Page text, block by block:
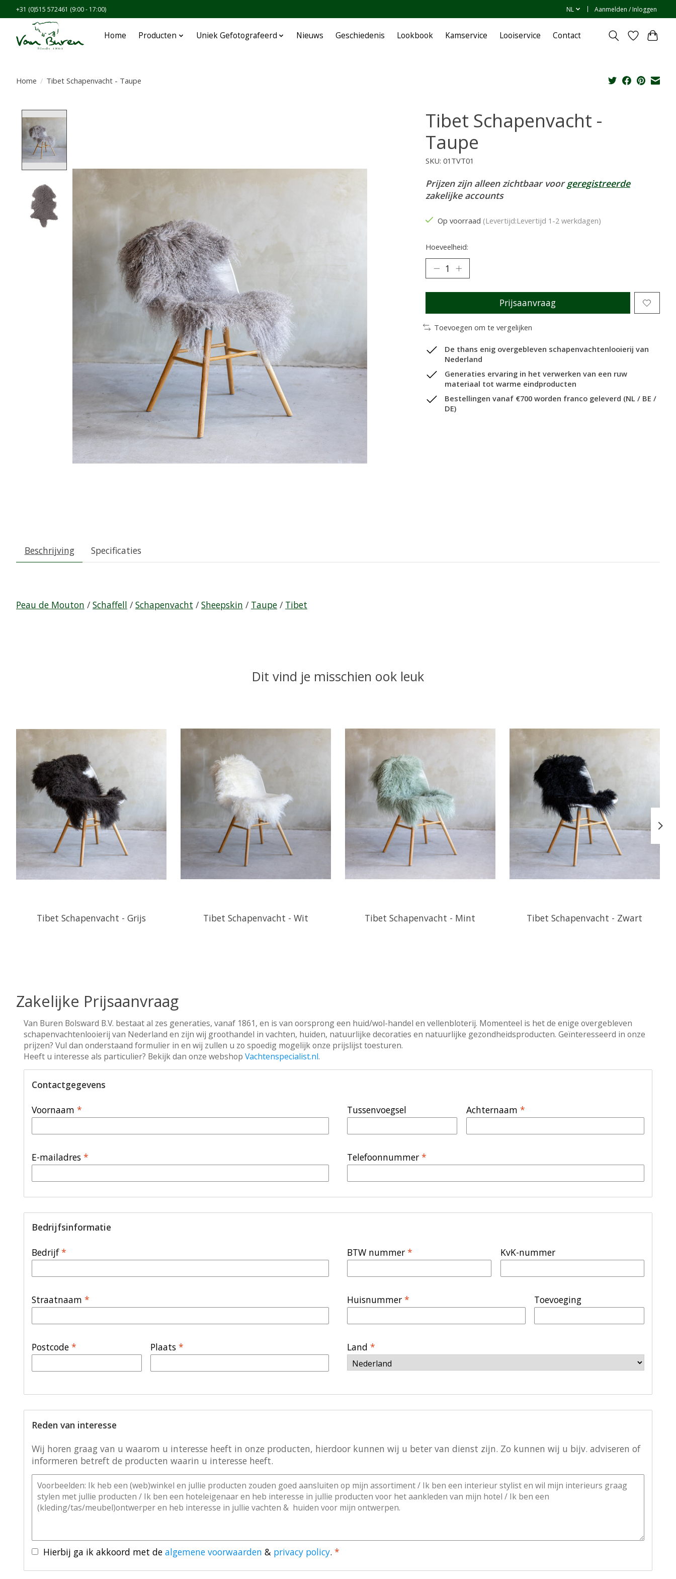
+31 (0)515 572461 (9:00 - 17:00) NL Aanmelden / Inloggen
Home Producten Uniek Gefotografeerd Nieuws Geschiedenis Lookbook Kamservice Looiservice Contact
Home / Tibet Schapenvacht - Taupe
Tibet Schapenvacht -
Taupe
SKU: 01TVT01
Prijzen zijn alleen zichtbaar voorgeregistreerde
zakelijke accounts
Op voorraad (Levertijd:Levertijd 1-2 werkdagen)
Hoeveelheid:
Prijsaanvraag
Toevoegen om te vergelijken
De thans enig overgebleven schapenvachtenlooierij van
Nederland
Generaties ervaring in het verwerken van een ruw
materiaal tot warme eindproducten
Bestellingen vanaf €700 worden franco geleverd (NL / BE /
DE)
Beschrijving Specificaties
Peau de Mouton / Schaffell / Schapenvacht / Sheepskin / Taupe / Tibet
Dit vind je misschien ook leuk
Tibet Schapenvacht - Grijs Tibet Schapenvacht - Wit Tibet Schapenvacht - Mint Tibet Schapenvacht - Zwart
Zakelijke Prijsaanvraag
Van Buren Bolsward B.V. bestaat al zes generaties, vanaf 1861, en is van oorsprong een huid/wol-handel en vellenbloterij. Momenteel is het de enige overgebleven
schapenvachtenlooierij van Nederland en zijn wij groothandel in vachten, huiden, natuurlijke decoraties en natuurlijke gezondheidsproducten. Geïnteresseerd in onze
prijzen? Vul dan onderstaand formulier in en wij zullen u zo spoedig mogelijk onze prijslijst toesturen.
Heeft u interesse als particulier? Bekijk dan onze webshop Vachtenspecialist.nl.
Contactgegevens
Voornaam * Tussenvoegsel Achternaam *
E-mailadres * Telefoonnummer*
Bedrijfsinformatie
Bedrijf* BTW nummer* KvK-nummer
Straatnaam * Huisnummer* Toevoeging
Postcode * Plaats* Land*
Reden van interesse
Wij horen graag van u waarom u interesse heeft in onze producten, hierdoor kunnen wij u beter van dienst zijn. Zo kunnen wij u bijv. adviseren of
informeren betreft de producten waarin u interesse heeft.
Hierbij ga ik akkoord met de algemene voorwaarden & privacy policy. *